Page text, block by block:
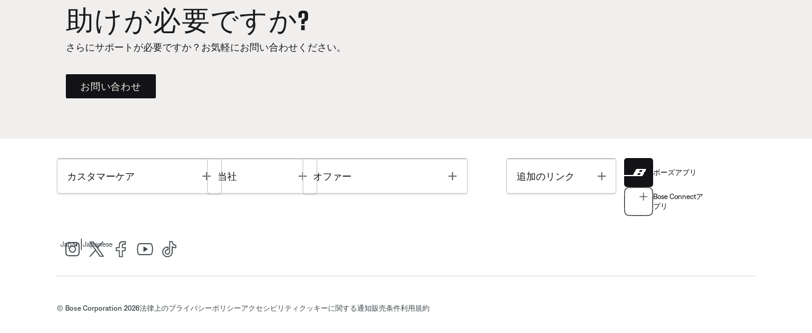
助けが必要ですか?
さらにサポートが必要ですか？お気軽にお問い合わせください。
お問い合わせ
カスタマーケア Toggle
当社 Toggle
オファー Toggle 追加のリンク Toggle ボーズアプリ
Bose Connectア
プリ
Japan Japanese
© Bose Corporation 2026法律上のプライバシーポリシーアクセシビリティ クッキーに関する通知販売条件利用規約